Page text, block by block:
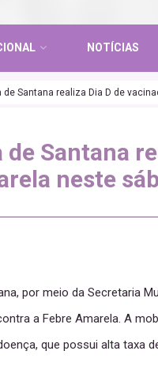
NOTÍCIAS
de Santana realiza Dia D de
Santana
neste
por meio da Secretaria
a Febre Amarela. A
que possui alta taxa